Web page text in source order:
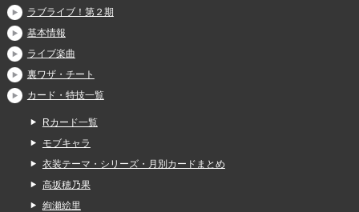
ラブライブ！第２期
基本情報
ライブ楽曲
裏ワザ・チート
カード・特技一覧
Rカード一覧
モブキャラ
衣装テーマ・シリーズ・月別カードまとめ
高坂穂乃果
絢瀬絵里